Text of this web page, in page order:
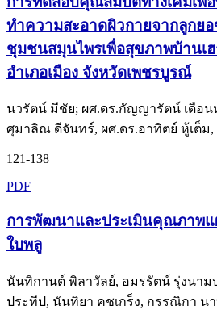
ทำความสะอาดผิวกายจากลูกย
ชุมชนสมุนไพรเพื่อสุขภาพบ้านเ
อำเภอเมือง จังหวัดเพชรบูรณ์
นวรัตน์ มีชัย; ผศ.ดร.กัญญารัตน์ เดือน
ศุมาลิณ ดีจันทร์, ผศ.ดร.อาทิตย์ หู้เต็ม,
121-138
PDF
การพัฒนาและประเมินคุณภาพ
ใบพลู
นันทิกานต์ พิลาวัลย์, อมรรัตน์ รุ่งนามป
ประทีป, นันทิยา คชเกร็ง, กรรณิกา น